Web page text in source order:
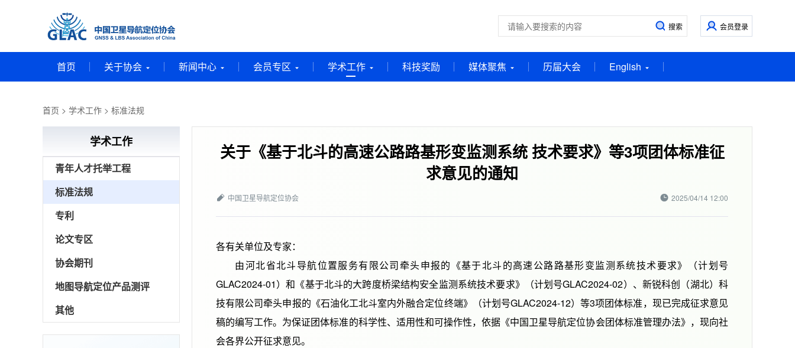
会员登录
首页 关于协会 新闻中心 会员专区 学术工作 科技奖励 媒体聚焦 历届大会 English
首页 > 学术工作 > 标准法规
学术工作
青年人才托举工程
标准法规
专利
论文专区
协会期刊
地图导航定位产品测评
其他
关于《基于北斗的高速公路路基形变监测系统 技术要求》等3项团体标准征
求意见的通知
中国卫星导航定位协会 2025/04/14 12:00
各有关单位及专家：
由河北省北斗导航位置服务有限公司牵头申报的《基于北斗的高速公路路基形变监测系统技术要求》（计划号
GLAC2024-01）和《基于北斗的大跨度桥梁结构安全监测系统技术要求》（计划号GLAC2024-02）、新锐科创（湖北）科
技有限公司牵头申报的《石油化工北斗室内外融合定位终端》（计划号GLAC2024-12）等3项团体标准，现已完成征求意见
稿的编写工作。为保证团体标准的科学性、适用性和可操作性，依据《中国卫星导航定位协会团体标准管理办法》，现向社
会各界公开征求意见。